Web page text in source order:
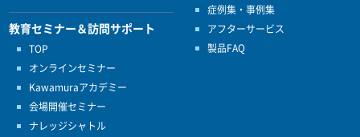
教育セミナー＆訪問サポート
TOP
オンラインセミナー
Kawamuraアカデミー
会場開催セミナー
ナレッジシャトル
症例集・事例集
アフターサービス
製品FAQ